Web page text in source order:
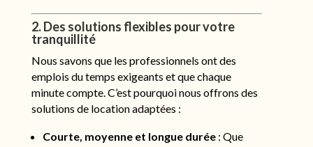
2. Des solutions flexibles pour votre
tranquillité
Nous savons que les professionnels ont des
emplois du temps exigeants et que chaque
minute compte. C’est pourquoi nous offrons des
solutions de location adaptées :
Courte, moyenne et longue durée: Que